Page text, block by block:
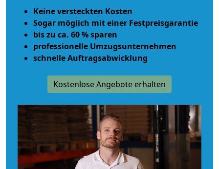
Keine versteckten Kosten
Sogar möglich mit einer Festpreisgarantie
bis zu ca. 60 % sparen
professionelle Umzugsunternehmen
schnelle Auftragsabwicklung
Kostenlose Angebote erhalten